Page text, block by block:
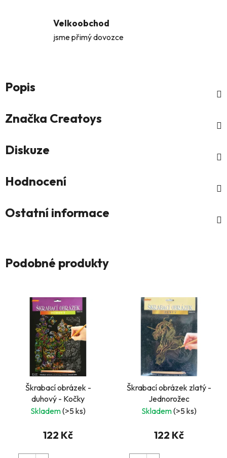
Velkoobchod
jsme přimý dovozce
Popis
Značka Creatoys
Diskuze
Hodnocení
Ostatní informace
Podobné produkty
Škrabací obrázek -
duhový - Kočky
Skladem(>5 ks)
122 Kč
Škrabací obrázek zlatý -
Jednorožec
Skladem(>5 ks)
122 Kč